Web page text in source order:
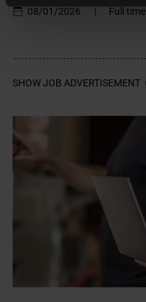
08/01/2026 | Full time
SHOW JOB ADVERTISEMENT